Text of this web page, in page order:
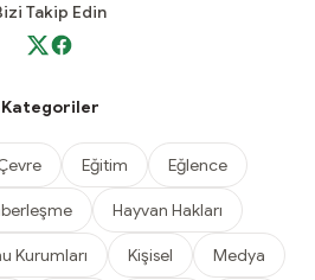
Takip Edin
Kategoriler
Eğitim Eğlence
Hayvan Hakları
Kurumları Kişisel Medya